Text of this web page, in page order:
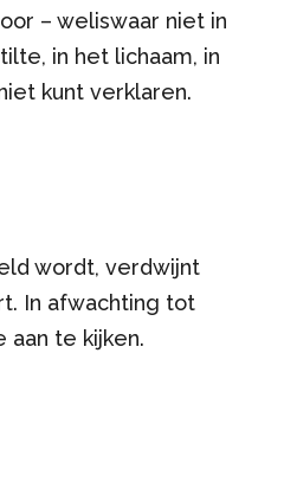
– weliswaar niet in
in het lichaam, in
kunt verklaren.
wordt, verdwijnt
In afwachting tot
te kijken.